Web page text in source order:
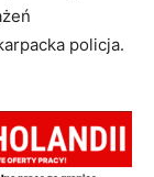
policja.